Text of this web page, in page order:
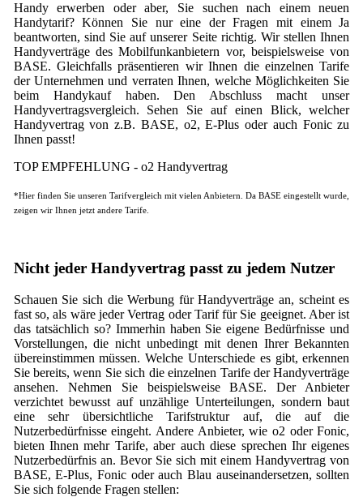
Handy erwerben oder aber, Sie suchen nach einem neuen
Handytarif? Können Sie nur eine der Fragen mit einem Ja
beantworten, sind Sie auf unserer Seite richtig. Wir stellen Ihnen
Handyverträge des Mobilfunkanbietern vor, beispielsweise von
BASE. Gleichfalls präsentieren wir Ihnen die einzelnen Tarife
der Unternehmen und verraten Ihnen, welche Möglichkeiten Sie
beim Handykauf haben. Den Abschluss macht unser
Handyvertragsvergleich. Sehen Sie auf einen Blick, welcher
Handyvertrag von z.B. BASE, o2, E-Plus oder auch Fonic zu
Ihnen passt!
TOP EMPFEHLUNG - o2 Handyvertrag
*Hier finden Sie unseren Tarifvergleich mit vielen Anbietern. Da BASE eingestellt wurde,
zeigen wir Ihnen jetzt andere Tarife.
Nicht jeder Handyvertrag passt zu jedem Nutzer
Schauen Sie sich die Werbung für Handyverträge an, scheint es
fast so, als wäre jeder Vertrag oder Tarif für Sie geeignet. Aber ist
das tatsächlich so? Immerhin haben Sie eigene Bedürfnisse und
Vorstellungen, die nicht unbedingt mit denen Ihrer Bekannten
übereinstimmen müssen. Welche Unterschiede es gibt, erkennen
Sie bereits, wenn Sie sich die einzelnen Tarife der Handyverträge
ansehen. Nehmen Sie beispielsweise BASE. Der Anbieter
verzichtet bewusst auf unzählige Unterteilungen, sondern baut
eine sehr übersichtliche Tarifstruktur auf, die auf die
Nutzerbedürfnisse eingeht. Andere Anbieter, wie o2 oder Fonic,
bieten Ihnen mehr Tarife, aber auch diese sprechen Ihr eigenes
Nutzerbedürfnis an. Bevor Sie sich mit einem Handyvertrag von
BASE, E-Plus, Fonic oder auch Blau auseinandersetzen, sollten
Sie sich folgende Fragen stellen: